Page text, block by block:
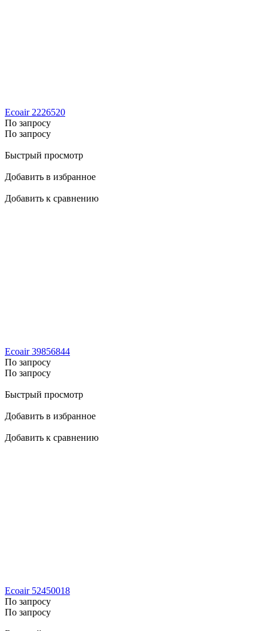
Ecoair 2226520
По запросу
По запросу
Быстрый просмотр
Добавить в избранное
Добавить к сравнению
Ecoair 39856844
По запросу
По запросу
Быстрый просмотр
Добавить в избранное
Добавить к сравнению
Ecoair 52450018
По запросу
По запросу